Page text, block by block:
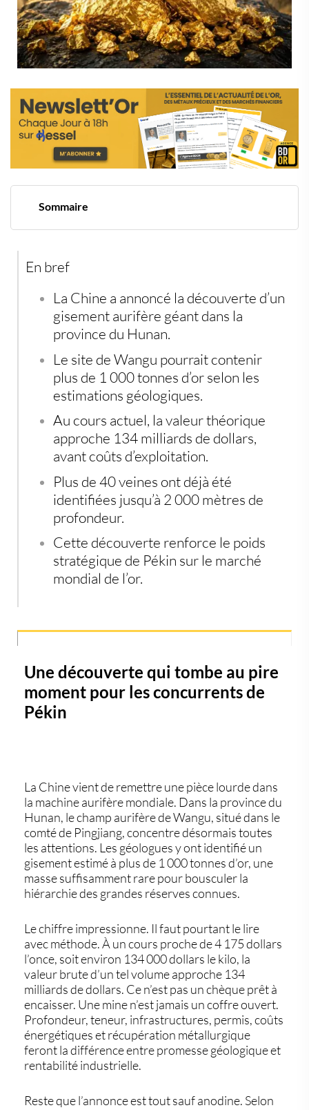
Sommaire
Pékin consolide son avance stratégique
En bref
La Chine a annoncé la découverte d’un
gisement aurifère géant dans la
province du Hunan.
Le site de Wangu pourrait contenir
plus de 1 000 tonnes d’or selon les
estimations géologiques.
Au cours actuel, la valeur théorique
approche 134 milliards de dollars,
avant coûts d’exploitation.
Plus de 40 veines ont déjà été
identifiées jusqu’à 2 000 mètres de
profondeur.
Cette découverte renforce le poids
stratégique de Pékin sur le marché
mondial de l’or.
Une découverte qui tombe au pire
moment pour les concurrents de
Pékin
La Chine vient de remettre une pièce lourde dans
la machine aurifère mondiale. Dans la province du
Hunan, le champ aurifère de Wangu, situé dans le
comté de Pingjiang, concentre désormais toutes
les attentions. Les géologues y ont identifié un
gisement estimé à plus de 1 000 tonnes d’or, une
masse suffisamment rare pour bousculer la
hiérarchie des grandes réserves connues.
Le chiffre impressionne. Il faut pourtant le lire
avec méthode. À un cours proche de4 175 dollars
l’once, soit environ 134 000 dollars le kilo, la
valeur brute d’un tel volume approche 134
milliards de dollars. Ce n’est pas un chèque prêt à
encaisser. Une mine n’est jamais un coffre ouvert.
Profondeur, teneur, infrastructures, permis, coûts
énergétiques et récupération métallurgique
feront la différence entre promesse géologique et
rentabilité industrielle.
Reste que l’annonce est tout sauf anodine. Selon